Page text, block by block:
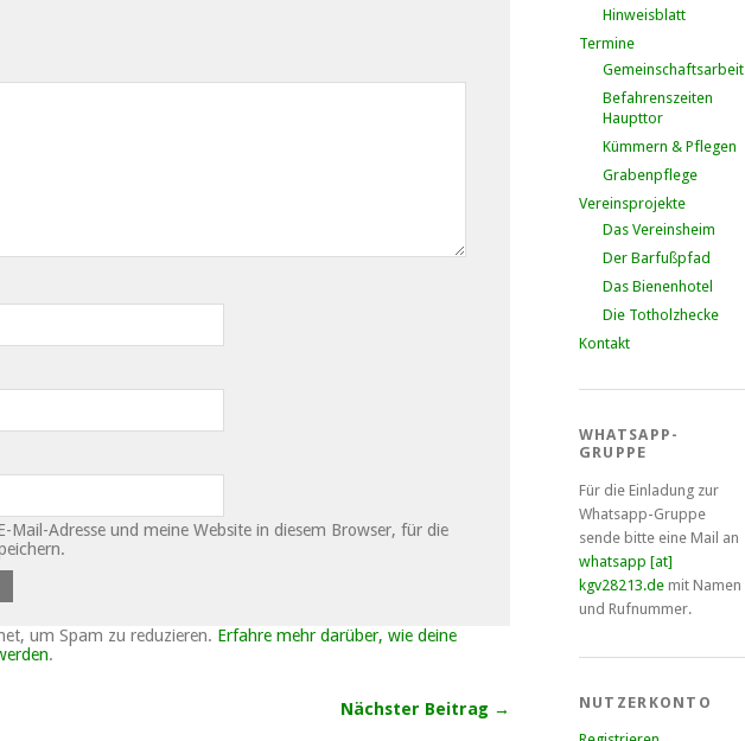
Mail-Adresse und meine Website in diesem Browser, für die
um Spam zu reduzieren. Erfahre mehr darüber, wie deine
.
Nächster Beitrag →
Hinweisblatt
Termine
Gemeinschaftsarbeit
Befahrenszeiten
Haupttor
Kümmern & Pflegen
Grabenpflege
Vereinsprojekte
Das Vereinsheim
Der Barfußpfad
Das Bienenhotel
Die Totholzhecke
Kontakt
WHATSAPP-
GRUPPE
Für die Einladung zur
Whatsapp-Gruppe
sende bitte eine Mail an
whatsapp [at]
kgv28213.demit Namen
und Rufnummer.
NUTZERKONTO